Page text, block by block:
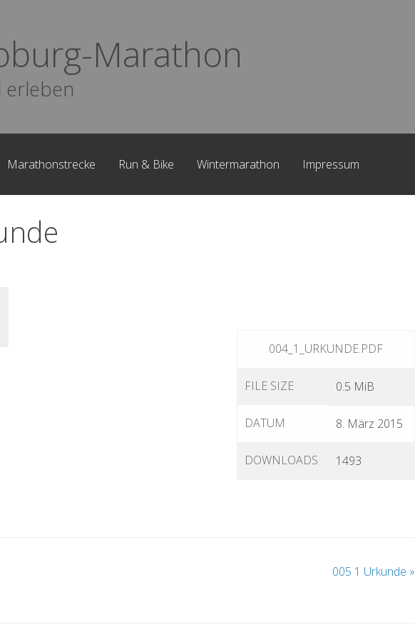
Marathon
erleben
Marathonstrecke Run & Bike Wintermarathon Impressum
004_1_URKUNDE.PDF
FILE SIZE 0.5 MiB
DATUM 8. März 2015
DOWNLOADS 1493
005 1 Urkunde »